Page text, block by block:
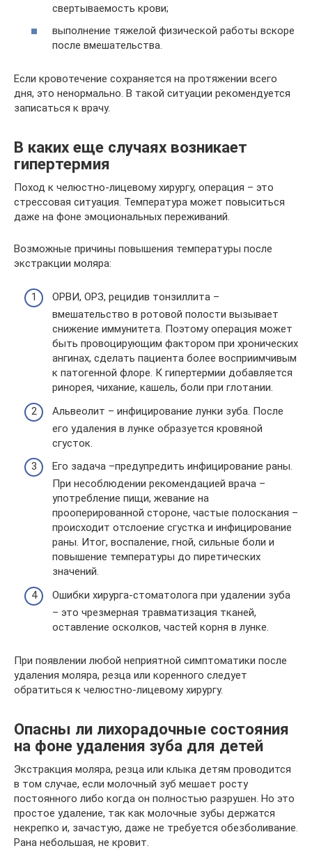
свертываемость крови;
выполнение тяжелой физической работы вскоре
после вмешательства.
Если кровотечение сохраняется на протяжении всего
дня, это ненормально. В такой ситуации рекомендуется
записаться к врачу.
В каких еще случаях возникает
гипертермия
Поход к челюстно-лицевому хирургу, операция – это
стрессовая ситуация. Температура может повыситься
даже на фоне эмоциональных переживаний.
Возможные причины повышения температуры после
экстракции моляра:
ОРВИ, ОРЗ, рецидив тонзиллита –
вмешательство в ротовой полости вызывает
снижение иммунитета. Поэтому операция может
быть провоцирующим фактором при хронических
ангинах, сделать пациента более восприимчивым
к патогенной флоре. К гипертермии добавляется
ринорея, чихание, кашель, боли при глотании.
Альвеолит – инфицирование лунки зуба. После
его удаления в лунке образуется кровяной
сгусток.
Его задача –предупредить инфицирование раны.
При несоблюдении рекомендацией врача –
употребление пищи, жевание на
прооперированной стороне, частые полоскания –
происходит отслоение сгустка и инфицирование
раны. Итог, воспаление, гной, сильные боли и
повышение температуры до пиретических
значений.
Ошибки хирурга-стоматолога при удалении зуба
– это чрезмерная травматизация тканей,
оставление осколков, частей корня в лунке.
При появлении любой неприятной симптоматики после
удаления моляра, резца или коренного следует
обратиться к челюстно-лицевому хирургу.
Опасны ли лихорадочные состояния
на фоне удаления зуба для детей
Экстракция моляра, резца или клыка детям проводится
в том случае, если молочный зуб мешает росту
постоянного либо когда он полностью разрушен. Но это
простое удаление, так как молочные зубы держатся
некрепко и, зачастую, даже не требуется обезболивание.
Рана небольшая, не кровит.